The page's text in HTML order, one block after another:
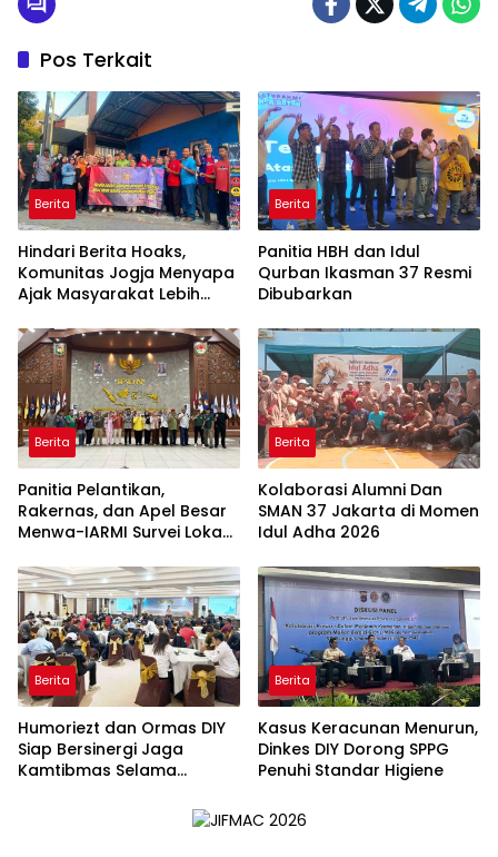
Pos Terkait
Berita
Hindari Berita Hoaks,
Komunitas Jogja Menyapa
Ajak Masyarakat Lebih
Berita
Panitia HBH dan Idul
Qurban Ikasman 37 Resmi
Dibubarkan
Berita
Panitia Pelantikan,
Rakernas, dan Apel Besar
Menwa-IARMI Survei Lokasi
Berita
Kolaborasi Alumni Dan
SMAN 37 Jakarta di Momen
Idul Adha 2026
Berita
Humoriezt dan Ormas DIY
Siap Bersinergi Jaga
Kamtibmas Selama
Berita
Kasus Keracunan Menurun,
Dinkes DIY Dorong SPPG
Penuhi Standar Higiene